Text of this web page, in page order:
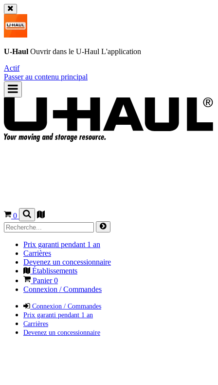
U-Haul Ouvrir dans le U-Haul L'application
Actif
Passer au contenu principal
0
Prix garanti pendant 1 an
Carrières
Devenez un concessionnaire
Établissements
Panier0
Connexion / Commandes
Connexion / Commandes
Prix garanti pendant 1 an
Carrières
Devenez un concessionnaire